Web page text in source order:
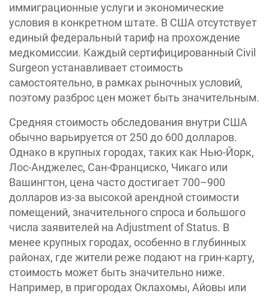
иммиграционные услуги и экономические
условия в конкретном штате. В США отсутствует
единый федеральный тариф на прохождение
медкомиссии. Каждый сертифицированный Civil
Surgeon устанавливает стоимость
самостоятельно, в рамках рыночных условий,
поэтому разброс цен может быть значительным.
Средняя стоимость обследования внутри США
обычно варьируется от 250 до 600 долларов.
Однако в крупных городах, таких как Нью-Йорк,
Лос-Анджелес, Сан-Франциско, Чикаго или
Вашингтон, цена часто достигает 700–900
долларов из-за высокой арендной стоимости
помещений, значительного спроса и большого
числа заявителей на Adjustment of Status. В
менее крупных городах, особенно в глубинных
районах, где жители реже подают на грин-карту,
стоимость может быть значительно ниже.
Например, в пригородах Оклахомы, Айовы или